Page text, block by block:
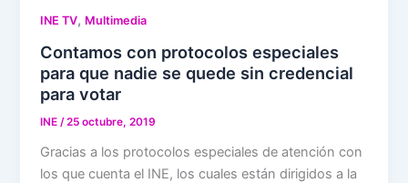
INE TV, Multimedia
Contamos con protocolos especiales
para que nadie se quede sin credencial
para votar
INE/25 octubre, 2019
Gracias a los protocolos especiales de atención con
los que cuenta el INE, los cuales están dirigidos a la